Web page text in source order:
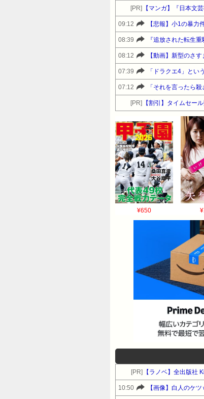
[PR] 【マンガ】『日本文
09:12 【悲報】小1の暴力
08:39 『追放された転生
08:12 【動画】新型のさ
07:39 「ドラクエ4」とい
07:12 「それを言ったら
[PR] 【割引】タイムセー
¥650
[PR] 【ラノベ】全出版社
10:50 【画像】白人のケ